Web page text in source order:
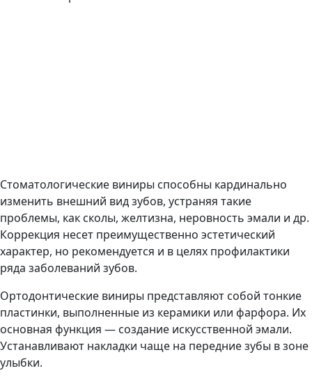
Стоматологические виниры способны кардинально
изменить внешний вид зубов, устраняя такие
проблемы, как сколы, желтизна, неровность эмали и др.
Коррекция несет преимущественно эстетический
характер, но рекомендуется и в целях профилактики
ряда заболеваний зубов.
Ортодонтические виниры представляют собой тонкие
пластинки, выполненные из керамики или фарфора. Их
основная функция — создание искусственной эмали.
Устанавливают накладки чаще на передние зубы в зоне
улыбки.